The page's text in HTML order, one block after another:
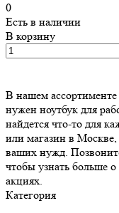
0
Есть в наличии
В корзину
В нашем
нужен ноутбук для
найдется что-то для
или магазин в
ваших нужд.
чтобы узнать больше
акциях.
Категория